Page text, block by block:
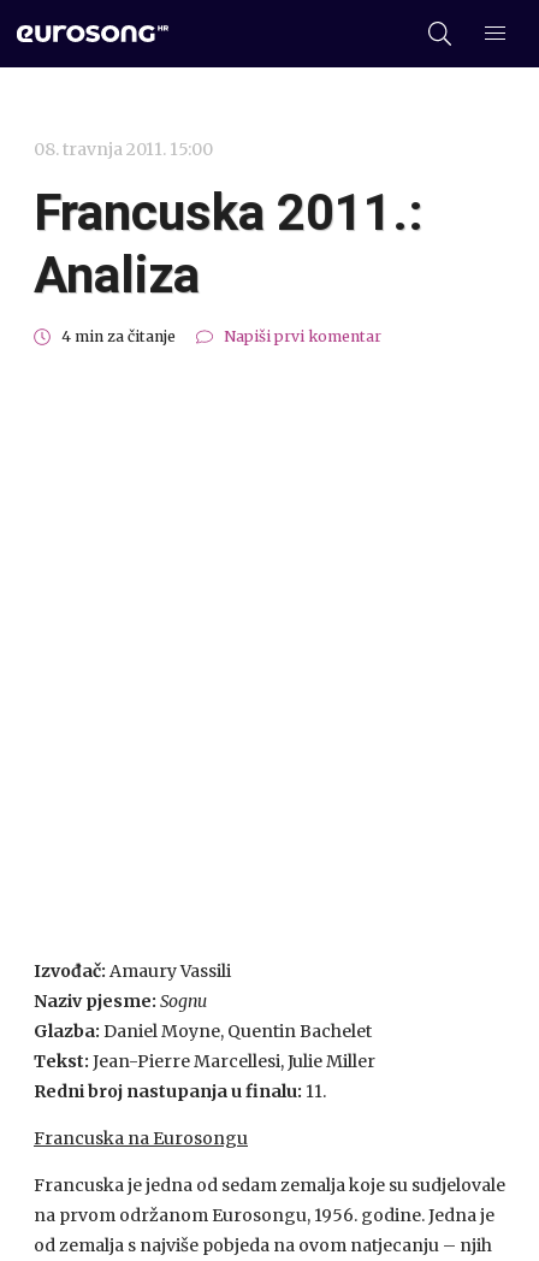
08. travnja 2011. 15:00
Francuska 2011.:
Analiza
4 min za čitanje Napiši prvi komentar
Izvođač: Amaury Vassili
Naziv pjesme: Sognu
Glazba: Daniel Moyne, Quentin Bachelet
Tekst: Jean-Pierre Marcellesi, Julie Miller
Redni broj nastupanja u finalu: 11.
Francuska na Eurosongu
Francuska je jedna od sedam zemalja koje su sudjelovale
na prvom održanom Eurosongu, 1956. godine. Jedna je
od zemalja s najviše pobjeda na ovom natjecanju – njih